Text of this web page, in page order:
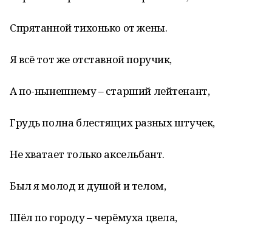
Спрятанной тихонько от жены.
Я всё тот же отставной поручик,
А по-нынешнему – старший лейтенант,
Грудь полна блестящих разных штучек,
Не хватает только аксельбант.
Был я молод и душой и телом,
Шёл по городу – черёмуха цвела,